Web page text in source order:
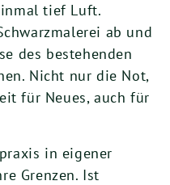
tief Luft.
ab und
des bestehenden
Nicht nur die Not,
für Neues, auch für
in eigener
Grenzen. Ist